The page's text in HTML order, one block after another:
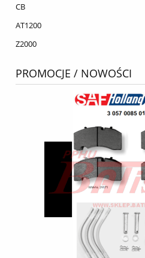
CB
AT1200
Z2000
PROMOCJE / NOWOŚCI